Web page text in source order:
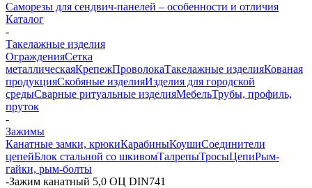
Саморезы для сендвич-панелей – особенности и отличия
Каталог
-
Такелажные изделия
ОгражденияСетка
металлическаяКрепежПроволокаТакелажные изделияКованая
продукцияСкобяные изделияИзделия для городской
средыСварные ритуальные изделияМебельТрубы, профиль,
пруток
-
Зажимы
Канатные замки, крюкиКарабиныКоушиСоединители
цепейБлок стальной со шкивомТалрепыТросыЦепиРым-
гайки, рым-болты
-Зажим канатный 5,0 ОЦ DIN741